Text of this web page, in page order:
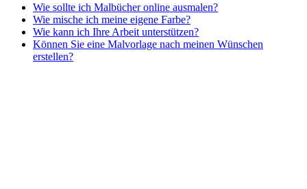
Wie sollte ich Malbücher online ausmalen?
Wie mische ich meine eigene Farbe?
Wie kann ich Ihre Arbeit unterstützen?
Können Sie eine Malvorlage nach meinen Wünschen
erstellen?